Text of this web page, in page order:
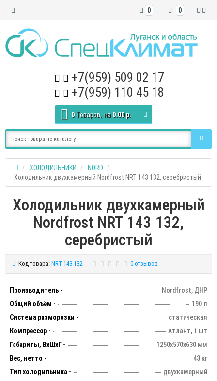
0
0
+7(959) 509 02 17
+7(959) 110 45 18
0 Tоваров, на 0.00 р.
ХОЛОДИЛЬНИКИ
NORD
Холодильник двухкамерный Nordfrost NRT 143 132, серебристый
Холодильник двухкамерный
Nordfrost NRT 143 132,
серебристый
Код товара: NRT 143 132 0 отзывов
Производитель -
Nordfrost, ДНР
Общий объём -
190 л
Система разморозки -
статическая
Компрессор -
Атлант, 1 шт
Габариты, ВхШхГ -
1250х570х630 мм
Вес, нетто -
43 кг
Тип холодильника -
двухкамерный